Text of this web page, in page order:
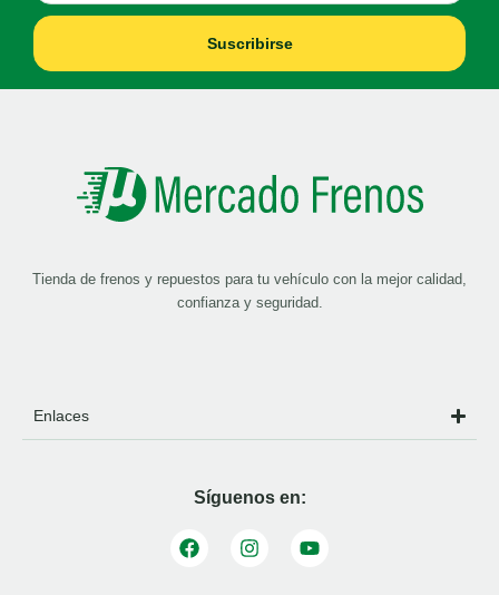
Suscribirse
Tienda de frenos y repuestos para tu vehículo con la mejor calidad,
confianza y seguridad.
Enlaces
Síguenos en: